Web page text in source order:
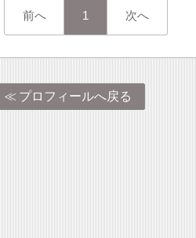
前へ 1 次へ
プロフィールへ戻る